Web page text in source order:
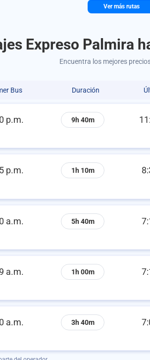
Ver más rutas
Expreso Palmira
Encuentra los mejores
Bus Duración
p.m. 9h 40m
p.m. 1h 10m
a.m. 5h 40m
a.m. 1h 00m
a.m. 3h 40m